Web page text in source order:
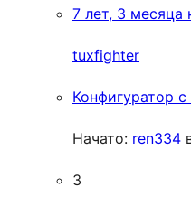
7 лет, 3 месяца
tuxfighter
Конфигуратор
Начато: ren334
3